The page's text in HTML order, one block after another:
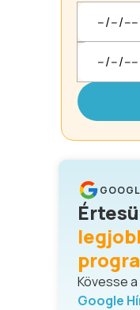
Kövesse a
Google